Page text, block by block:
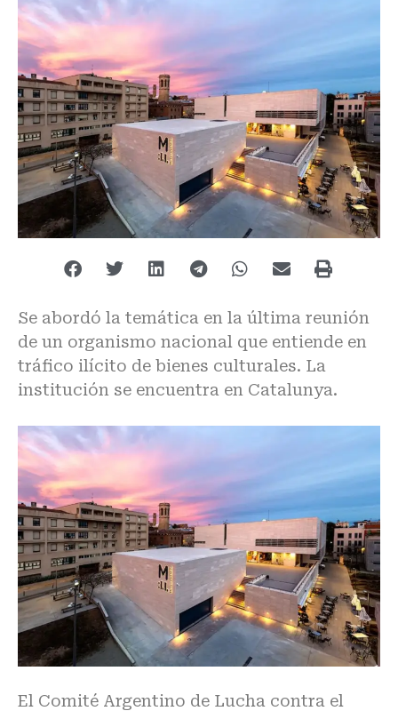
Se abordó la temática en la última reunión
de un organismo nacional que entiende en
tráfico ilícito de bienes culturales. La
institución se encuentra en Catalunya.
El Comité Argentino de Lucha contra el